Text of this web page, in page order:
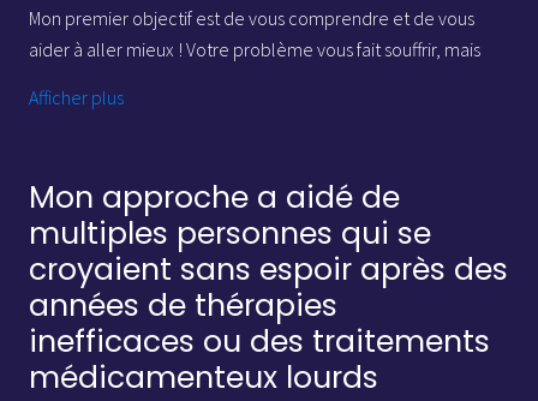
Mon premier objectif est de vous comprendre et de vous
aider à aller mieux ! Votre problème vous fait souffrir, mais
entourage. Cette incompréhension fait que vous vous sentez
éléments de compréhension et d’explication, dont vous
pourrez disposer pour vous et si besoin aussi pour votre
entourage pour avancer positivement.
Afficher plus
Mon approche a aidé de
multiples personnes qui se
croyaient sans espoir après des
années de thérapies
inefficaces ou des traitements
médicamenteux lourds